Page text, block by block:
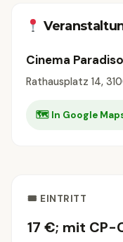
Cinema
Rathausplatz 14,
🗺 In Google
🎟 EINTRITT
17 €; mit CP-